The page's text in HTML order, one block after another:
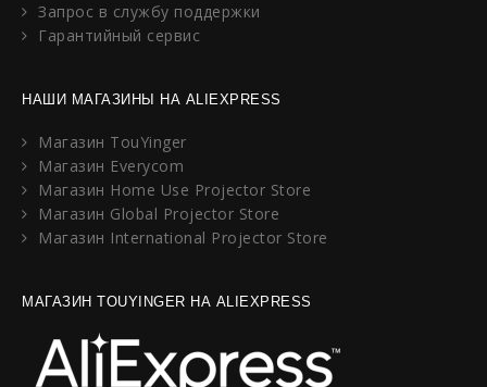
Запрос в службу поддержки
Гарантийный сервис
НАШИ МАГАЗИНЫ НА ALIEXPRESS
Магазин TouYinger
Магазин Everycom
Магазин Home Use Projector Store
Магазин Global Projector Store
Магазин International Projector Store
МАГАЗИН TOUYINGER НА ALIEXPRESS